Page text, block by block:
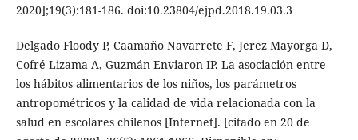
2020];19(3):181-186. doi:10.23804/ejpd.2018.19.03.3
Delgado Floody P, Caamaño Navarrete F, Jerez Mayorga D,
Cofré Lizama A, Guzmán Enviaron IP. La asociación entre
los hábitos alimentarios de los niños, los parámetros
antropométricos y la calidad de vida relacionada con la
salud en escolares chilenos [Internet]. [citado en 20 de